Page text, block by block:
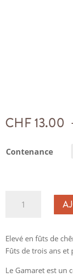
CHF13.00
Contenance
Elevé en fûts de
Fûts de trois ans et
Le Gamaret est un